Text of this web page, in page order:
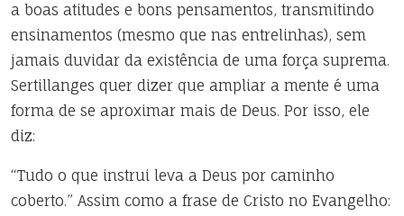
a boas atitudes e bons pensamentos, transmitindo
ensinamentos (mesmo que nas entrelinhas), sem
jamais duvidar da existência de uma força suprema.
Sertillanges quer dizer que ampliar a mente é uma
forma de se aproximar mais de Deus. Por isso, ele
diz:
“Tudo o que instrui leva a Deus por caminho
coberto.” Assim como a frase de Cristo no Evangelho: